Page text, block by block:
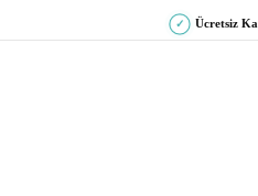
✓ Ücretsiz